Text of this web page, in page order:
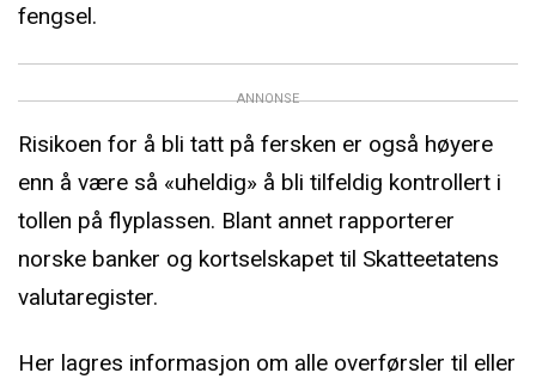
fengsel.
ANNONSE
Risikoen for å bli tatt på fersken er også høyere
enn å være så «uheldig» å bli tilfeldig kontrollert i
tollen på flyplassen. Blant annet rapporterer
norske banker og kortselskapet til Skatteetatens
valutaregister.
Her lagres informasjon om alle overførsler til eller